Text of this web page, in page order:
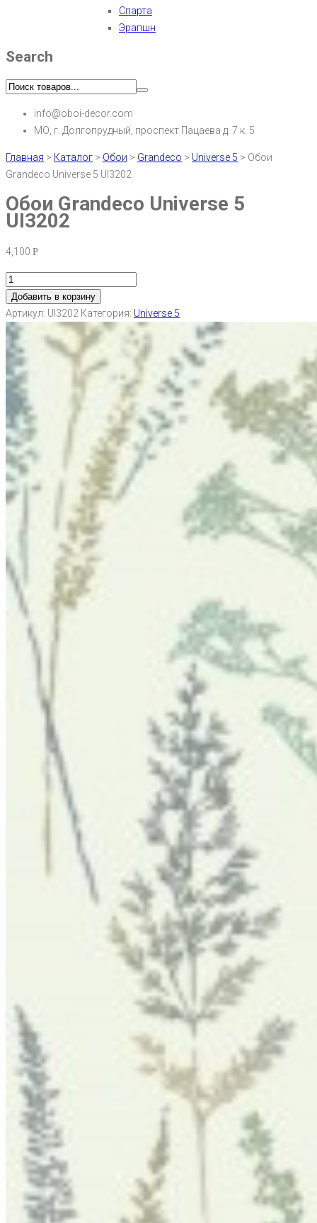
Спарта
Эрапшн
Search
info@oboi-decor.com
МО, г. Долгопрудный, проспект Пацаева д. 7 к. 5
Главная > Каталог > Обои > Grandeco > Universe 5 > Обои
Grandeco Universe 5 UI3202
Обои Grandeco Universe 5
UI3202
4,100 Р
Добавить в корзину
Артикул: UI3202 Категория: Universe 5